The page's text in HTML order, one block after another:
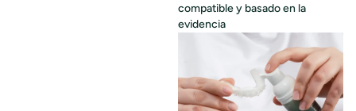
compatible y basado en la
evidencia